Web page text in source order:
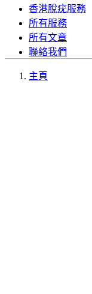
香港脫疣服務
所有服務
所有文章
聯絡我們
主頁